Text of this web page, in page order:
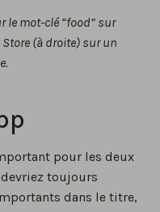
le mot-clé “food” sur
Store (à droite) sur un
pour les deux
toujours
dans le titre,